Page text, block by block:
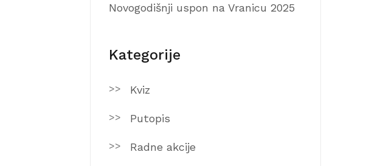
Novogodišnji uspon na Vranicu 2025
Kategorije
Kviz
Putopis
Radne akcije